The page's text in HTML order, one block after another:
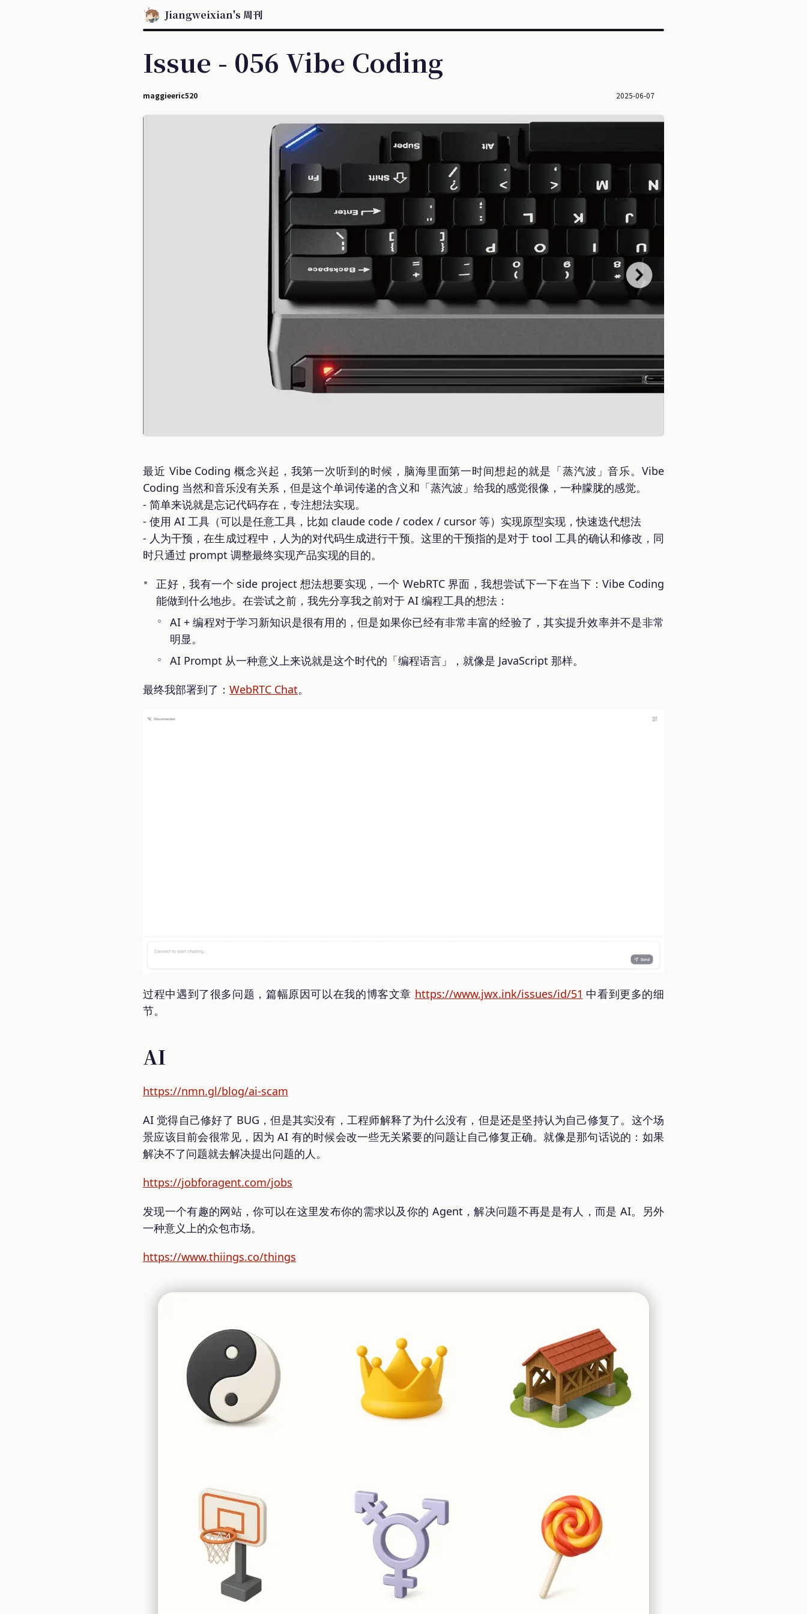
Jiangweixian's 周刊
Issue - 056 Vibe Coding
maggieeric520 2025-06-07
最近 Vibe Coding 概念兴起，我第一次听到的时候，脑海里面第一时间想起的就是「蒸汽波」音乐。Vibe
Coding 当然和音乐没有关系，但是这个单词传递的含义和「蒸汽波」给我的感觉很像，一种朦胧的感觉。
- 简单来说就是忘记代码存在，专注想法实现。
- 使用 AI 工具（可以是任意工具，比如 claude code / codex / cursor 等）实现原型实现，快速迭代想法
- 人为干预，在生成过程中，人为的对代码生成进行干预。这里的干预指的是对于 tool 工具的确认和修改，同
时只通过 prompt 调整最终实现产品实现的目的。
正好，我有一个 side project 想法想要实现，一个 WebRTC 界面，我想尝试下一下在当下：Vibe Coding
能做到什么地步。在尝试之前，我先分享我之前对于 AI 编程工具的想法：
AI + 编程对于学习新知识是很有用的，但是如果你已经有非常丰富的经验了，其实提升效率并不是非常
明显。
AI Prompt 从一种意义上来说就是这个时代的「编程语言」，就像是 JavaScript 那样。
最终我部署到了： WebRTC Chat。
过程中遇到了很多问题，篇幅原因可以在我的博客文章 https://www.jwx.ink/issues/id/51 中看到更多的细
节。
AI
https://nmn.gl/blog/ai-scam
AI 觉得自己修好了 BUG，但是其实没有，工程师解释了为什么没有，但是还是坚持认为自己修复了。这个场
景应该目前会很常见，因为 AI 有的时候会改一些无关紧要的问题让自己修复正确。就像是那句话说的：如果
解决不了问题就去解决提出问题的人。
https://jobforagent.com/jobs
发现一个有趣的网站，你可以在这里发布你的需求以及你的 Agent，解决问题不再是是有人，而是 AI。另外
一种意义上的众包市场。
https://www.thiings.co/things